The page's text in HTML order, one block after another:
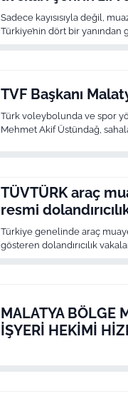
Sadece kayısısıyla değil,
Türkiye’nin dört bir yanından
TVF Başkanı
Türk voleybolunda ve spor
Mehmet Akif Üstündağ,
TÜVTÜRK araç
resmi
Türkiye genelinde araç
gösteren dolandırıcılık
çekilerek, yetkisiz
MALATYA BÖLGE
İŞYERİ HEKİMİ